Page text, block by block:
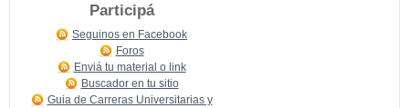
Participá
Seguinos en Facebook
Foros
Enviá tu material o link
Buscador en tu sitio
Guia de Carreras Universitarias y